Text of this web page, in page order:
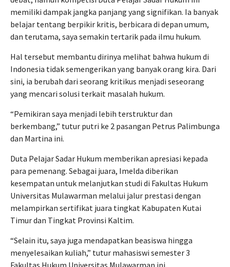
memiliki dampak jangka panjang yang signifikan. Ia banyak
belajar tentang berpikir kritis, berbicara di depan umum,
dan terutama, saya semakin tertarik pada ilmu hukum.
Hal tersebut membantu dirinya melihat bahwa hukum di
Indonesia tidak semengerikan yang banyak orang kira. Dari
sini, ia berubah dari seorang kritikus menjadi seseorang
yang mencari solusi terkait masalah hukum.
“Pemikiran saya menjadi lebih terstruktur dan
berkembang,” tutur putri ke 2 pasangan Petrus Palimbunga
dan Martina ini.
Duta Pelajar Sadar Hukum memberikan apresiasi kepada
para pemenang. Sebagai juara, Imelda diberikan
kesempatan untuk melanjutkan studi di Fakultas Hukum
Universitas Mulawarman melalui jalur prestasi dengan
melampirkan sertifikat juara tingkat Kabupaten Kutai
Timur dan Tingkat Provinsi Kaltim.
“Selain itu, saya juga mendapatkan beasiswa hingga
menyelesaikan kuliah,” tutur mahasiswi semester 3
Fakultas Hukum Universitas Mulawarman ini.